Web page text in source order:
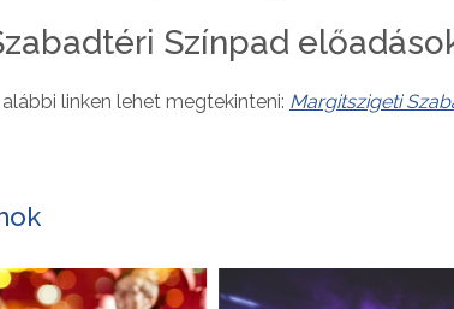
Színpad
linken lehet megtekinteni: Margitszigeti